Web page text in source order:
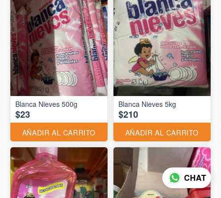
Blanca Nieves 500g
$23
AÑADIR AL CARRITO
Blanca Nieves 5kg
$210
AÑADIR AL CARRITO
CHAT